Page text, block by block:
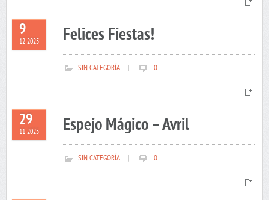
9
12 2025 Felices Fiestas!
SIN CATEGORÍA 0
29
11 2025 Espejo Mágico – Avril
SIN CATEGORÍA 0